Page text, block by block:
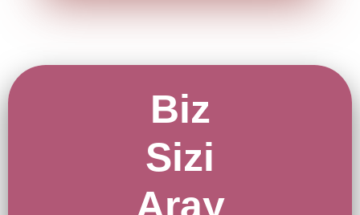
Biz
Sizi
Aray